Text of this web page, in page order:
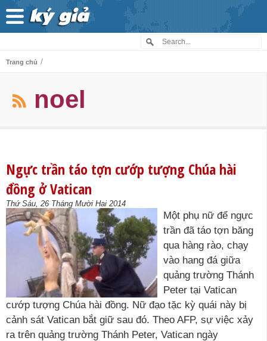
Trang chủ /
noel
Ngực trần táo tợn cướp tượng Chúa hài
đồng ở Vatican
Thứ Sáu, 26 Tháng Mười Hai 2014
Một phụ nữ để ngực
trần đã táo tợn băng
qua hàng rào, chạy
vào hang đá giữa
quảng trường Thánh
Peter tại Vatican
cướp tượng Chúa hài đồng. Nữ đạo tặc kỳ quái này bị
cảnh sát Vatican bắt giữ sau đó. Theo AFP, sự việc xảy
ra trên quảng trường Thánh Peter, Vatican ngày